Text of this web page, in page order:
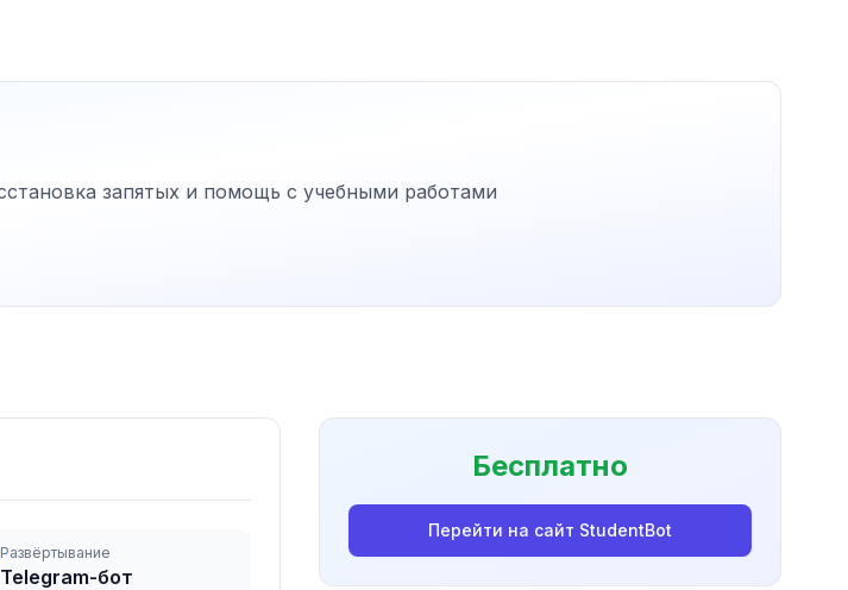
запятых и помощь с учебными работами
Развёртывание
Telegram-бот
Бесплатно
Перейти на сайт StudentBot